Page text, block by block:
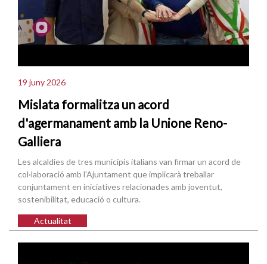
19 juny 2026
Mislata formalitza un acord
d'agermanament amb la Unione Reno-
Galliera
Les alcaldies de tres municipis italians van firmar un acord de
col·laboració amb l'Ajuntament que implicarà treballar
conjuntament en iniciatives relacionades amb joventut,
sostenibilitat, educació o cultura.
Actualitat